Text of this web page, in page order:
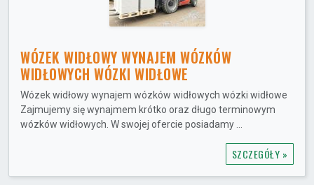
WÓZEK WIDŁOWY WYNAJEM WÓZKÓW
WIDŁOWYCH WÓZKI WIDŁOWE
Wózek widłowy wynajem wózków widłowych wózki widłowe
Zajmujemy się wynajmem krótko oraz długo terminowym
wózków widłowych. W swojej ofercie posiadamy ...
SZCZEGÓŁY »